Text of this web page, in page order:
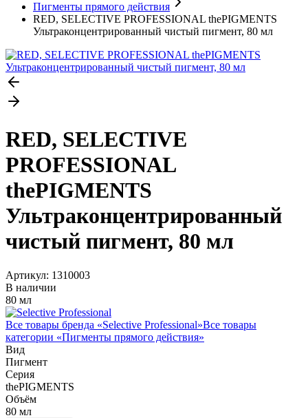
Пигменты прямого действия
RED, SELECTIVE PROFESSIONAL thePIGMENTS
Ультраконцентрированный чистый пигмент, 80 мл
RED, SELECTIVE
PROFESSIONAL
thePIGMENTS
Ультраконцентрированный
чистый пигмент, 80 мл
Артикул: 1310003
В наличии
80 мл
Все товары бренда «Selective Professional»Все товары
категории «Пигменты прямого действия»
Вид
Пигмент
Серия
thePIGMENTS
Объём
80 мл